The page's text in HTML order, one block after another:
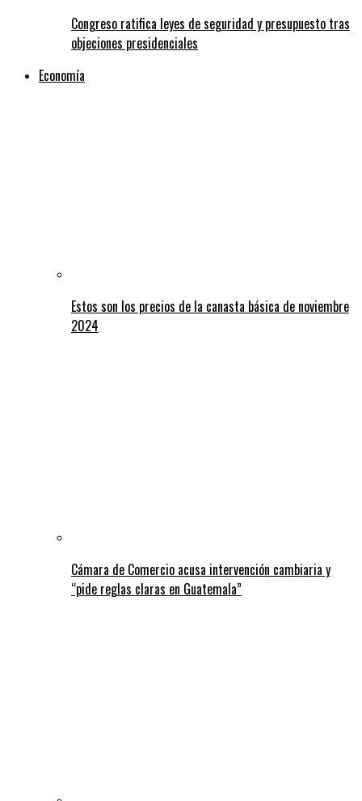
Congreso ratifica leyes de seguridad y presupuesto tras
objeciones presidenciales
Economía
Estos son los precios de la canasta básica de noviembre
2024
Cámara de Comercio acusa intervención cambiaria y
“pide reglas claras en Guatemala”